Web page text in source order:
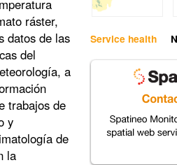
Service health
ráster,
datos de las
del
a
trabajos de
y
de
la